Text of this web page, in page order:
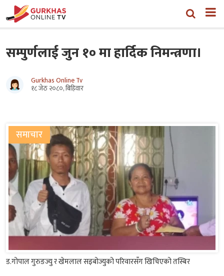
सम्पुर्णलाई जुन १० मा हार्दिक निमन्त्रणा।
Gurkhas Online Tv
१८ जेठ २०८०, बिहिवार
समाचार
ड.गोपाल गुरुङज्यु र खेमलाल सइबोज्युको परिवारसँग खिचिएको तस्बिर